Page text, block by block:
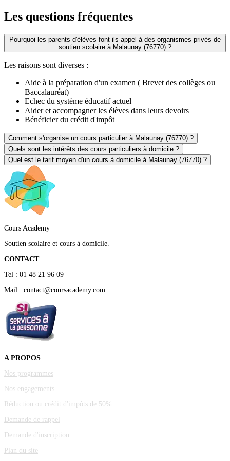
Les questions fréquentes
Pourquoi les parents d'élèves font-ils appel à des organismes privés de
soutien scolaire à Malaunay (76770) ?
Les raisons sont diverses :
Aide à la préparation d'un examen ( Brevet des collèges ou
Baccalauréat)
Echec du système éducatif actuel
Aider et accompagner les élèves dans leurs devoirs
Bénéficier du crédit d'impôt
Comment s'organise un cours particulier à Malaunay (76770) ?
Quels sont les intérêts des cours particuliers à domicile ?
Quel est le tarif moyen d'un cours à domicile à Malaunay (76770) ?
Cours Academy
Soutien scolaire et cours à domicile.
CONTACT
Tel : 01 48 21 96 09
Mail : contact@coursacademy.com
A PROPOS
Nos programmes
Nos engagements
Réduction ou crédit d'impôts de 50%
Demande de rappel
Demande d'inscription
Plan du site